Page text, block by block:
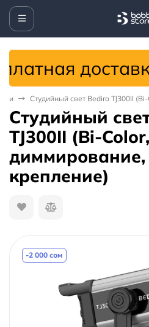
Студийный свет Bediro TJ300II
Студийный
TJ300II (Bi-
диммирование,
крепление)
-2 000 сом